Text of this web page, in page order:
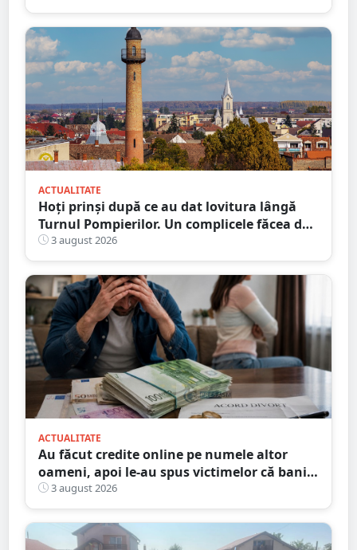
ACTUALITATE
Hoți prinși după ce au dat lovitura lângă
Turnul Pompierilor. Un complicele făcea de
pază
3 august 2026
ACTUALITATE
Au făcut credite online pe numele altor
oameni, apoi le-au spus victimelor că banii
sunt din... moștenire
3 august 2026